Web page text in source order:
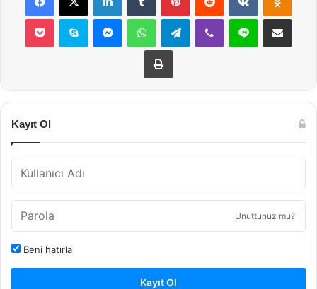
Pocket Skype MessengerWhatsAppTelegramViber Line E-Posta ile
Yazdır
Kayıt Ol
Unuttunuz mu?
Beni hatırla
Kayıt Ol